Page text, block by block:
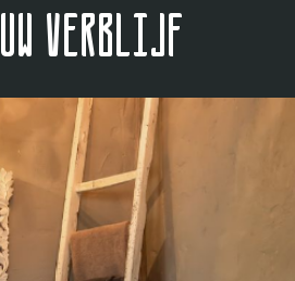
verblijf